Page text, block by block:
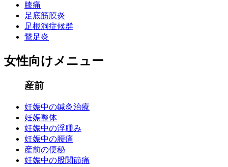
膝痛
足底筋膜炎
足根洞症候群
鵞足炎
女性向けメニュー
産前
妊娠中の鍼灸治療
妊娠整体
妊娠中の浮腫み
妊娠中の腰痛
産前の便秘
妊娠中の股関節痛